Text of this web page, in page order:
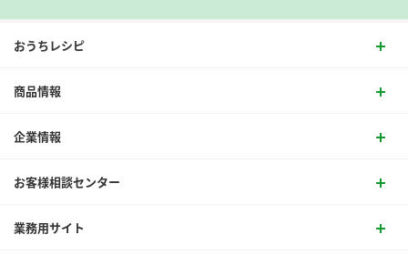
おうちレシピ
商品情報
企業情報
お客様相談センター
業務用サイト